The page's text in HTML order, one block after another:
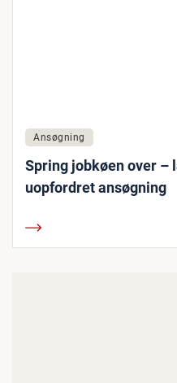
Ansøgning
Spring jobkøen over –
uopfordret ansøgning